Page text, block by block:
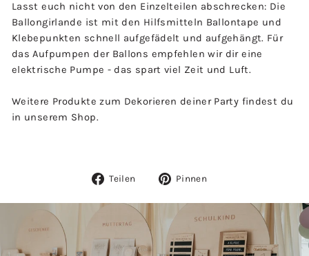
Lasst euch nicht von den Einzelteilen abschrecken: Die
Ballongirlande ist mit den Hilfsmitteln Ballontape und
Klebepunkten schnell aufgefädelt und aufgehängt. Für
das Aufpumpen der Ballons empfehlen wir dir eine
elektrische Pumpe - das spart viel Zeit und Luft.
Weitere Produkte zum Dekorieren deiner Party findest du
in unserem Shop.
Teilen
Auf
Pinnen